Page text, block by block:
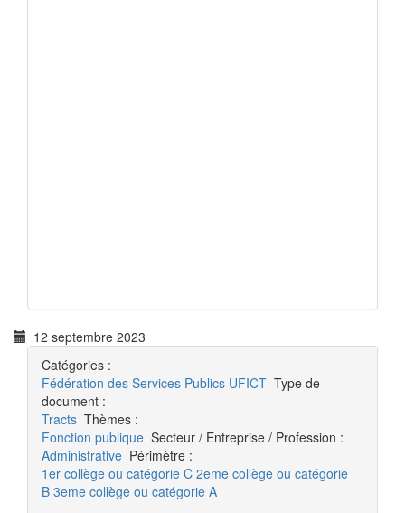
12 septembre 2023
Catégories :
Fédération des Services Publics UFICT Type de
document :
Tracts Thèmes :
Fonction publique Secteur / Entreprise / Profession :
Administrative Périmètre :
1er collège ou catégorie C 2eme collège ou catégorie
B 3eme collège ou catégorie A